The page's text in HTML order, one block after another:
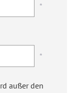
*
*
außer den